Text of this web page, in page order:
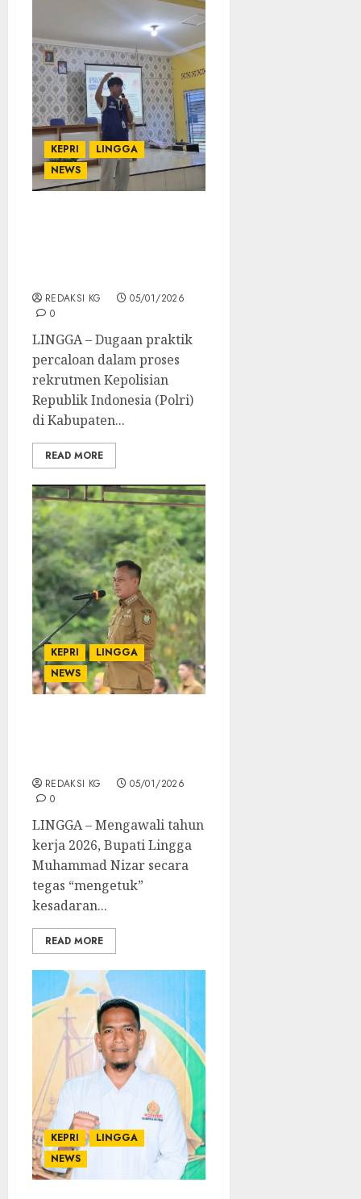
KEPRI
LINGGA
NEWS
REDAKSI KG
05/01/2026
0
LINGGA – Dugaan praktik
percaloan dalam proses
rekrutmen Kepolisian
Republik Indonesia (Polri)
di Kabupaten...
READ MORE
KEPRI
LINGGA
NEWS
REDAKSI KG
05/01/2026
0
LINGGA – Mengawali tahun
kerja 2026, Bupati Lingga
Muhammad Nizar secara
tegas “mengetuk”
kesadaran...
READ MORE
KEPRI
LINGGA
NEWS